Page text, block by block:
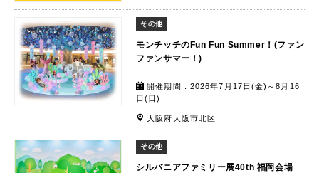
その他
モンチッチのFun Fun Summer！(ファン
ファンサマー！)
開催期間 : 2026年7月17日(金)～8月16
日(日)
大阪府大阪市北区
その他
シルバニアファミリー展40th 福岡会場